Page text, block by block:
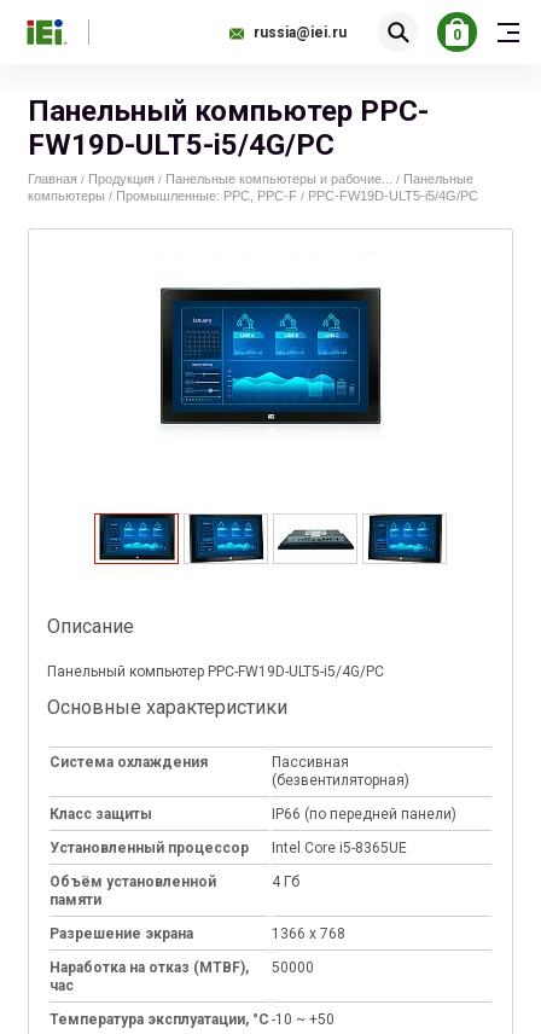
russia@iei.ru 0
Панельный компьютер PPC-
FW19D-ULT5-i5/4G/PC
Главная / Продукция / Панельные компьютеры и рабочие... / Панельные
компьютеры / Промышленные: PPC, PPC-F / PPC-FW19D-ULT5-i5/4G/PC
Описание
Панельный компьютер PPC-FW19D-ULT5-i5/4G/PC
Основные характеристики
Система охлаждения
Пассивная
(безвентиляторная)
Класс защиты
IP66 (по передней панели)
Установленный процессор
Intel Core i5-8365UE
Объём установленной
памяти
4 Гб
Разрешение экрана
1366 x 768
Наработка на отказ (MTBF),
час
50000
Температура эксплуатации, °C -10 ~ +50